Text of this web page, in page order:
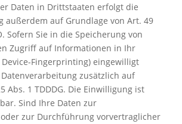
Daten in Drittstaaten erfolgt die
außerdem auf Grundlage von Art. 49
Sofern Sie in die Speicherung von
Zugriff auf Informationen in Ihr
Device-Fingerprinting) eingewilligt
zusätzlich auf
Abs. 1 TDDDG. Die Einwilligung ist
Sind Ihre Daten zur
zur Durchführung vorvertraglicher